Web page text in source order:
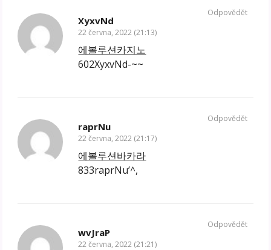
XyxvNd
22 června, 2022 (21:13)
에볼루션카지노
602XyxvNd-~~
Odpovědět
raprNu
22 června, 2022 (21:17)
에볼루션바카라
833raprNu’^,
Odpovědět
wvJraP
22 června, 2022 (21:21)
Odpovědět